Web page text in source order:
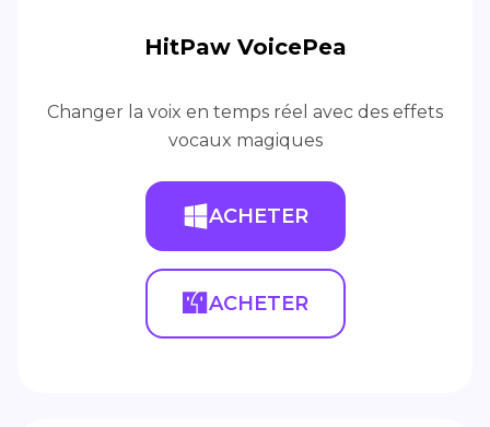
HitPaw VoicePea
Changer la voix en temps réel avec des effets
vocaux magiques
ACHETER
ACHETER